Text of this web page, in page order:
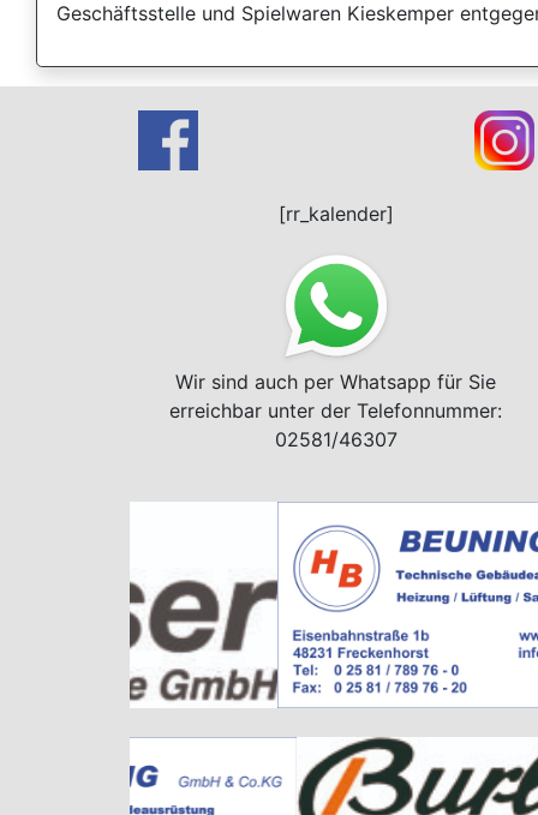
Geschäftsstelle und Spielwaren Kieskemper
[rr_kalender]
Wir sind auch per Whatsapp für Sie
erreichbar unter der Telefonnummer:
02581/46307